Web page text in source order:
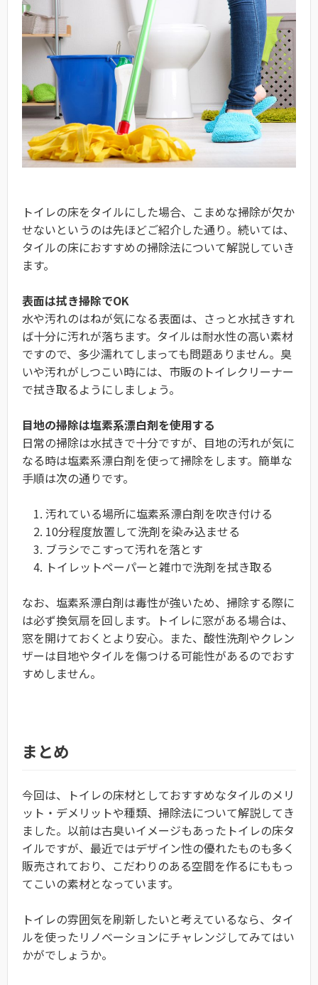
トイレの床をタイルにした場合、こまめな掃除が欠か
せないというのは先ほどご紹介した通り。続いては、
タイルの床におすすめの掃除法について解説していき
ます。
表面は拭き掃除でOK
水や汚れのはねが気になる表面は、さっと水拭きすれ
ば十分に汚れが落ちます。タイルは耐水性の高い素材
ですので、多少濡れてしまっても問題ありません。臭
いや汚れがしつこい時には、市販のトイレクリーナー
で拭き取るようにしましょう。
目地の掃除は塩素系漂白剤を使用する
日常の掃除は水拭きで十分ですが、目地の汚れが気に
なる時は塩素系漂白剤を使って掃除をします。簡単な
手順は次の通りです。
1. 汚れている場所に塩素系漂白剤を吹き付ける
2. 10分程度放置して洗剤を染み込ませる
3. ブラシでこすって汚れを落とす
4. トイレットペーパーと雑巾で洗剤を拭き取る
なお、塩素系漂白剤は毒性が強いため、掃除する際に
は必ず換気扇を回します。トイレに窓がある場合は、
窓を開けておくとより安心。また、酸性洗剤やクレン
ザーは目地やタイルを傷つける可能性があるのでおす
すめしません。
まとめ
今回は、トイレの床材としておすすめなタイルのメリ
ット・デメリットや種類、掃除法について解説してき
ました。以前は古臭いイメージもあったトイレの床タ
イルですが、最近ではデザイン性の優れたものも多く
販売されており、こだわりのある空間を作るにももっ
てこいの素材となっています。
トイレの雰囲気を刷新したいと考えているなら、タイ
ルを使ったリノベーションにチャレンジしてみてはい
かがでしょうか。